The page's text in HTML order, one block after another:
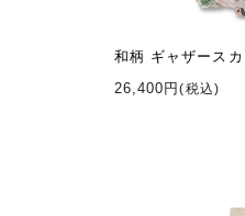
和柄 ギャザース
26,400円(税込)